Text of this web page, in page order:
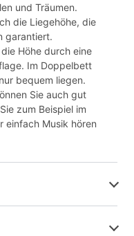
und Träumen.
die Liegehöhe, die
garantiert.
Höhe durch eine
Im Doppelbett
bequem liegen.
Sie auch gut
zum Beispiel im
einfach Musik hören